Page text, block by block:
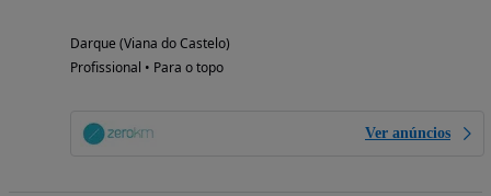
Darque (Viana do Castelo)
Profissional • Para o topo
Ver anúncios